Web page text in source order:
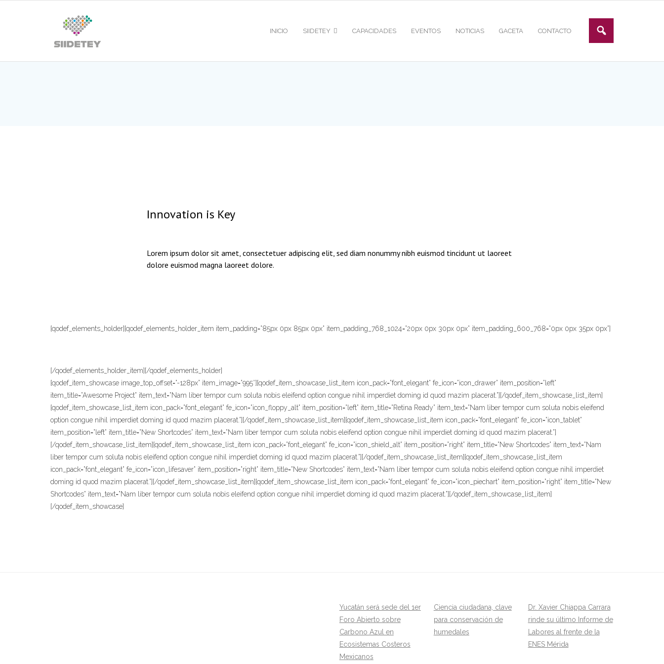
INICIO SIIDETEY CAPACIDADES EVENTOS NOTICIAS GACETA CONTACTO
Innovation is Key
Lorem ipsum dolor sit amet, consectetuer adipiscing elit, sed diam nonummy nibh euismod tincidunt ut laoreet
dolore euismod magna laoreet dolore.
[qodef_elements_holder][qodef_elements_holder_item item_padding=”85px 0px 85px 0px” item_padding_768_1024=”20px 0px 30px 0px” item_padding_600_768=”0px 0px 35px 0px”]
[/qodef_elements_holder_item][/qodef_elements_holder]
[qodef_item_showcase image_top_offset=”-128px” item_image=”995″][qodef_item_showcase_list_item icon_pack=”font_elegant” fe_icon=”icon_drawer” item_position=”left”
item_title=”Awesome Project” item_text=”Nam liber tempor cum soluta nobis eleifend option congue nihil imperdiet doming id quod mazim placerat.”][/qodef_item_showcase_list_item]
[qodef_item_showcase_list_item icon_pack=”font_elegant” fe_icon=”icon_floppy_alt” item_position=”left” item_title=”Retina Ready” item_text=”Nam liber tempor cum soluta nobis eleifend
option congue nihil imperdiet doming id quod mazim placerat.”][/qodef_item_showcase_list_item][qodef_item_showcase_list_item icon_pack=”font_elegant” fe_icon=”icon_tablet”
item_position=”left” item_title=”New Shortcodes” item_text=”Nam liber tempor cum soluta nobis eleifend option congue nihil imperdiet doming id quod mazim placerat.”]
[/qodef_item_showcase_list_item][qodef_item_showcase_list_item icon_pack=”font_elegant” fe_icon=”icon_shield_alt” item_position=”right” item_title=”New Shortcodes” item_text=”Nam
liber tempor cum soluta nobis eleifend option congue nihil imperdiet doming id quod mazim placerat.”][/qodef_item_showcase_list_item][qodef_item_showcase_list_item
icon_pack=”font_elegant” fe_icon=”icon_lifesaver” item_position=”right” item_title=”New Shortcodes” item_text=”Nam liber tempor cum soluta nobis eleifend option congue nihil imperdiet
doming id quod mazim placerat.”][/qodef_item_showcase_list_item][qodef_item_showcase_list_item icon_pack=”font_elegant” fe_icon=”icon_piechart” item_position=”right” item_title=”New
Shortcodes” item_text=”Nam liber tempor cum soluta nobis eleifend option congue nihil imperdiet doming id quod mazim placerat.”][/qodef_item_showcase_list_item]
[/qodef_item_showcase]
Yucatán será sede del 1er
Foro Abierto sobre
Carbono Azul en
Ecosistemas Costeros
Mexicanos
Ciencia ciudadana, clave
para conservación de
humedales
Dr. Xavier Chiappa Carrara
rinde su último Informe de
Labores al frente de la
ENES Mérida